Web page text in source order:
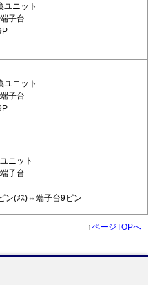
ニット
子台
ニット
子台
ニット
子台
ン(ﾒｽ)⇔端子台9ピン
↑ページTOPへ